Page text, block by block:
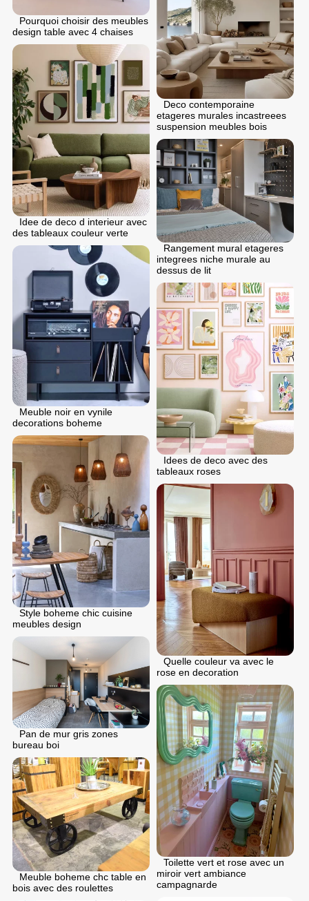
Pourquoi choisir des meubles
design table avec 4 chaises
Deco contemporaine
etageres murales incastreees
suspension meubles bois
Idee de deco d interieur avec
des tableaux couleur verte
Rangement mural etageres
integrees niche murale au
dessus de lit
Meuble noir en vynile
decorations boheme
Idees de deco avec des
tableaux roses
Style boheme chic cuisine
meubles design
Quelle couleur va avec le
rose en decoration
Pan de mur gris zones
bureau boi
Toilette vert et rose avec un
miroir vert ambiance
campagnarde
Meuble boheme chc table en
bois avec des roulettes